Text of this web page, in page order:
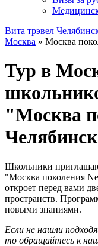
Вита трэвел
Москва » Москва
Тур в
"Москва
Школьники
"Москва поколения
откроет перед вами
пространств.
новыми знаниями.
Если не нашли
то обращайтесь к